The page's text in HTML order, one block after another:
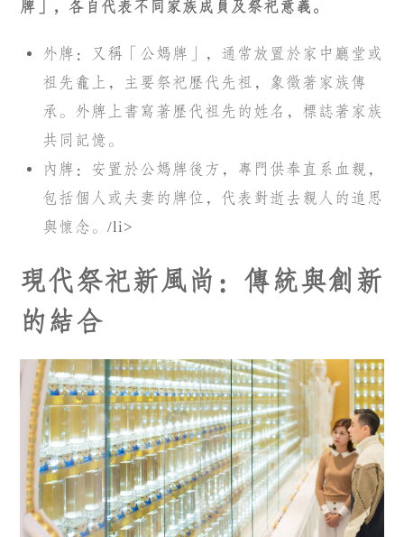
牌」，各自代表不同家族成員及祭祀意義。
外牌：又稱「公媽牌」，通常放置於家中廳堂或
祖先龕上，主要祭祀歷代先祖，象徵著家族傳
承。外牌上書寫著歷代祖先的姓名，標誌著家族
共同記憶。
內牌：安置於公媽牌後方，專門供奉直系血親，
包括個人或夫妻的牌位，代表對逝去親人的追思
與懷念。/li>
現代祭祀新風尚：傳統與創新
的結合